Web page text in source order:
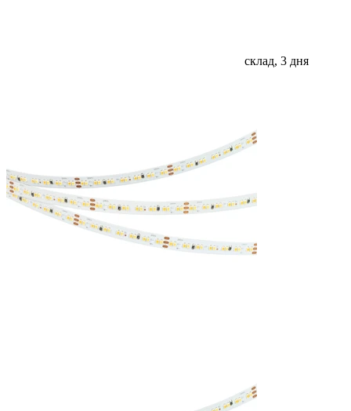
склад, 3 дня